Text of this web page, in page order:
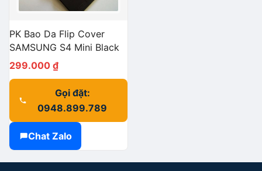
PK Bao Da Flip Cover
SAMSUNG S4 Mini Black
299.000 ₫
Gọi đặt:
0948.899.789
Chat Zalo